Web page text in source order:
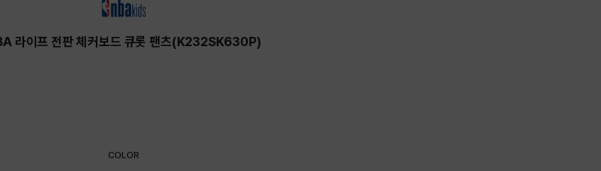
라이프 전판 체커보드 큐롯 팬츠(K232SK630P)
COLOR